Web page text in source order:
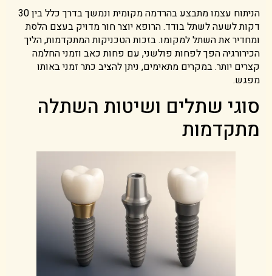
הניתוח עצמו מתבצע בהרדמה מקומית ונמשך בדרך כלל בין 30
דקות לשעה לשתל בודד. הרופא יוצר חור מדויק בעצם הלסת
ומחדיר את השתל למקומו. בזכות הטכניקות המתקדמות, הליך
הכירורגיה הפך לפחות פולשני, עם פחות כאב וזמני החלמה
קצרים יותר. במקרים מתאימים, ניתן להציב כתר זמני באותו
מפגש.
סוגי שתלים ושיטות השתלה
מתקדמות